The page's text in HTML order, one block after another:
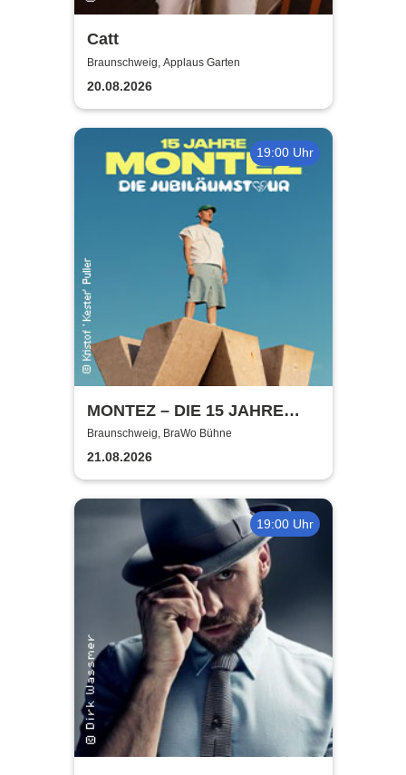
Catt
Braunschweig, Applaus Garten
20.08.2026
19:00 Uhr
MONTEZ – DIE 15 JAHRE
MONTEZ – TOUR
Braunschweig, BraWo Bühne
21.08.2026
19:00 Uhr